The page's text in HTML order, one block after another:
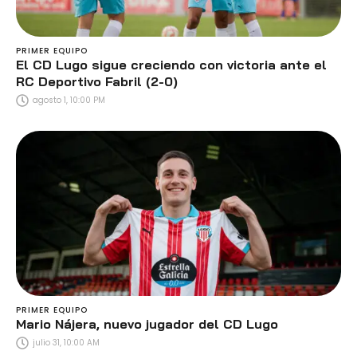
PRIMER EQUIPO
El CD Lugo sigue creciendo con victoria ante el
RC Deportivo Fabril (2-0)
agosto 1, 10:00 PM
PRIMER EQUIPO
Mario Nájera, nuevo jugador del CD Lugo
julio 31, 10:00 AM